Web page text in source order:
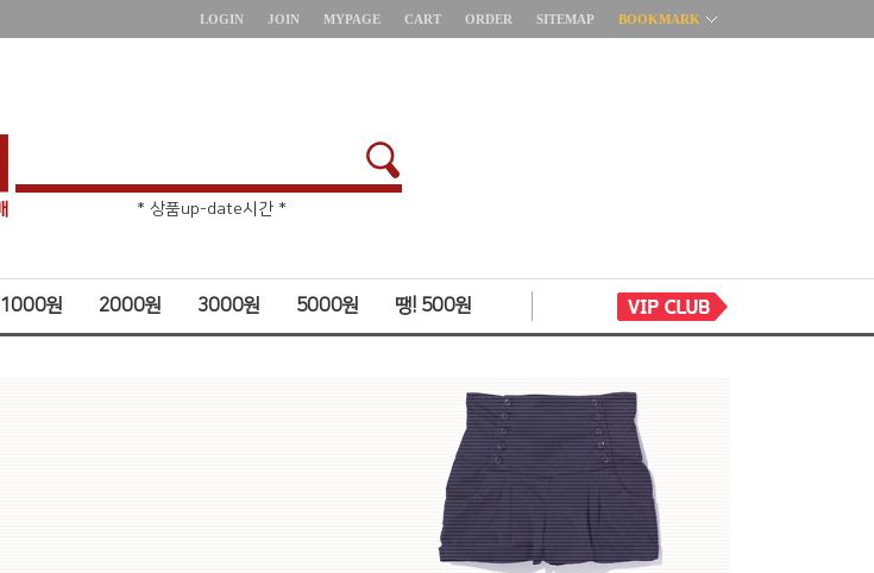
LOGIN JOIN MYPAGE CART ORDER SITEMAP BOOKMARK
* 상품up-date시간 *
1000원 2000원 3000원 5000원 땡! 500원